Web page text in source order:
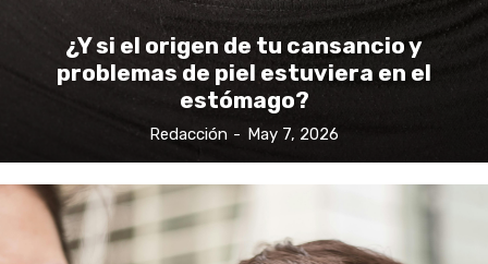
¿Y si el origen de tu cansancio y
problemas de piel estuviera en el
estómago?
Redacción - May 7, 2026